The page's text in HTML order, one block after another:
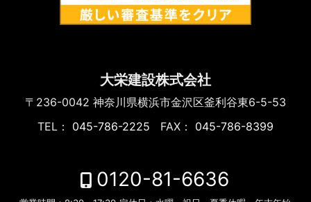
大栄建設株式会社
〒236-0042 神奈川県横浜市金沢区釜利谷東6-5-53
TEL：
045-786-2225 FAX： 045-786-8399
0120-81-6636